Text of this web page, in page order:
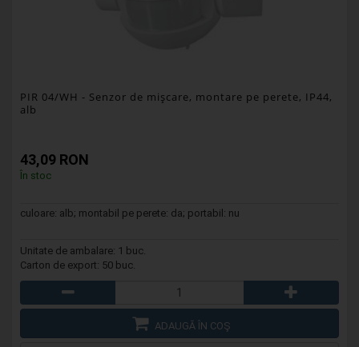
PIR 04/WH - Senzor de mişcare, montare pe perete, IP44,
alb
43,09 RON
În stoc
culoare: alb; montabil pe perete: da; portabil: nu
Unitate de ambalare: 1 buc.
Carton de export: 50 buc.
ADAUGĂ ÎN COŞ